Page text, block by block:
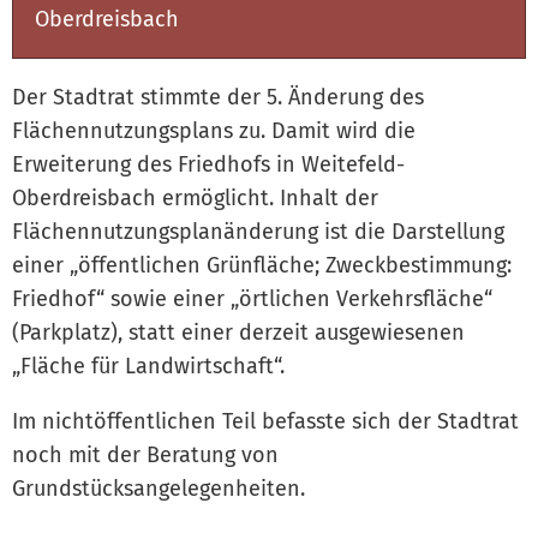
Oberdreisbach
Der Stadtrat stimmte der 5. Änderung des
Flächennutzungsplans zu. Damit wird die
Erweiterung des Friedhofs in Weitefeld-
Oberdreisbach ermöglicht. Inhalt der
Flächennutzungsplanänderung ist die Darstellung
einer „öffentlichen Grünfläche; Zweckbestimmung:
Friedhof“ sowie einer „örtlichen Verkehrsfläche“
(Parkplatz), statt einer derzeit ausgewiesenen
„Fläche für Landwirtschaft“.
Im nichtöffentlichen Teil befasste sich der Stadtrat
noch mit der Beratung von
Grundstücksangelegenheiten.